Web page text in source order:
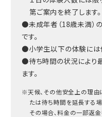
第ご案内を終了します。
●未成年者（18歳未満）
です。
●小学生以下の体験には
●待ち時間の状況により
ます。
※天候、その他安全上の理由
たは待ち時間を延長する
その場合、料金の一部返